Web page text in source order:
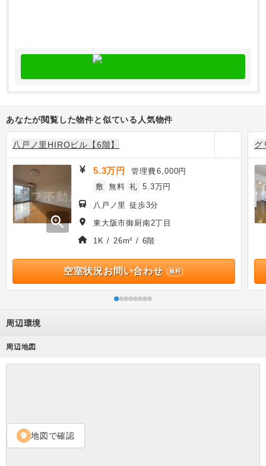
あなたが閲覧した物件と似ている人気物件
八戸ノ里HIROビル【6階】
zoom_in
5.3万円 管理費6,000円
敷 無料 礼 5.3万円
八戸ノ里 徒歩3分
東大阪市御厨南2丁目
1K / 26m² / 6階
空室状況お問い合わせ 無料
グ
周辺環境
周辺地図
location_on 地図で確認